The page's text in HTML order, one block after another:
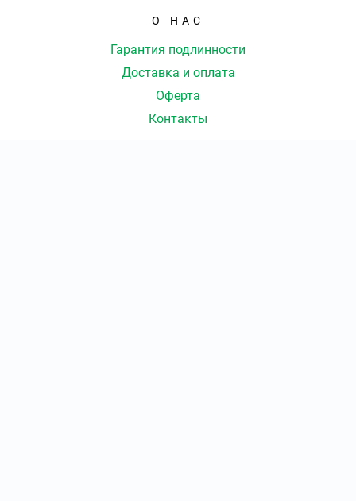
О НАС
Гарантия подлинности
Доставка и оплата
Оферта
Контакты